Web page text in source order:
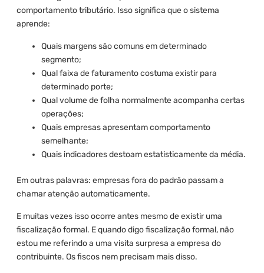
comportamento tributário. Isso significa que o sistema
aprende:
Quais margens são comuns em determinado
segmento;
Qual faixa de faturamento costuma existir para
determinado porte;
Qual volume de folha normalmente acompanha certas
operações;
Quais empresas apresentam comportamento
semelhante;
Quais indicadores destoam estatisticamente da média.
Em outras palavras: empresas fora do padrão passam a
chamar atenção automaticamente.
E muitas vezes isso ocorre antes mesmo de existir uma
fiscalização formal. E quando digo fiscalização formal, não
estou me referindo a uma visita surpresa a empresa do
contribuinte. Os fiscos nem precisam mais disso.